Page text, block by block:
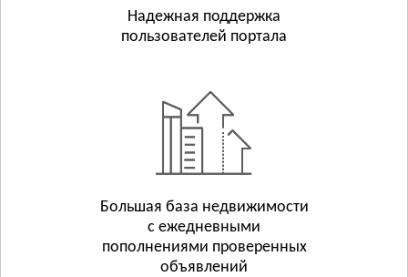
ХМЕЛЬНИЦКАЯ ОБЛАСТЬ
Смотреть всё
ЧЕРКАССКАЯ ОБЛАСТЬ
Надежная поддержка
пользователей портала
Большая база недвижимости
с ежедневными
пополнениями проверенных
объявлений